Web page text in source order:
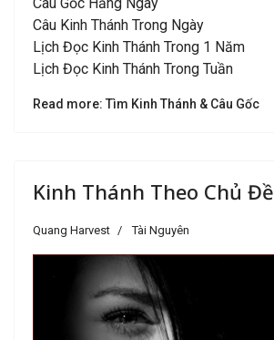
Câu Kinh Thánh Trong Ngày
Lịch Đọc Kinh Thánh Trong 1 Năm
Lịch Đọc Kinh Thánh Trong Tuần
Read more: Tìm Kinh Thánh & Câu Gốc
Kinh Thánh Theo Chủ Đề
Quang Harvest Tài Nguyên